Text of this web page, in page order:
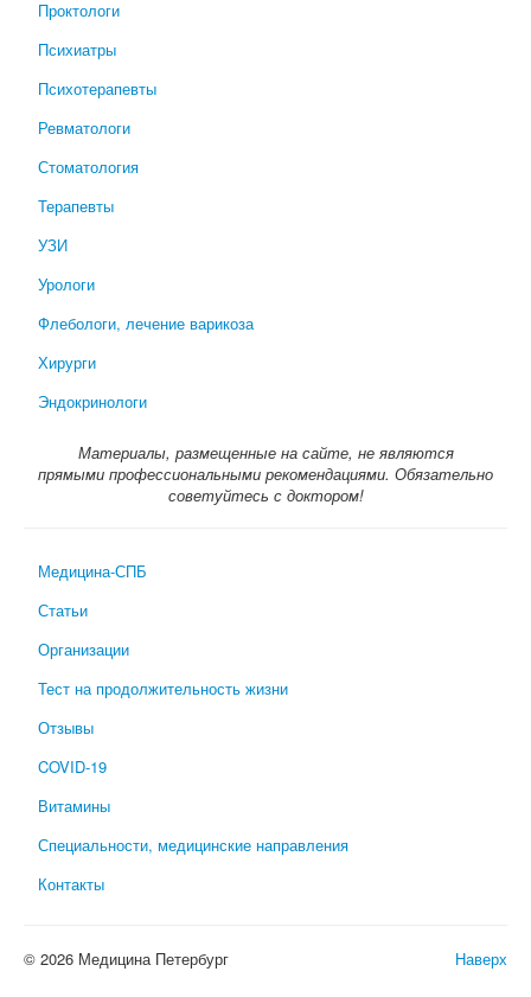
Проктологи
Психиатры
Психотерапевты
Ревматологи
Стоматология
Терапевты
УЗИ
Урологи
Флебологи, лечение варикоза
Хирурги
Эндокринологи
Материалы, размещенные на сайте, не являются
прямыми профессиональными рекомендациями. Обязательно
советуйтесь с доктором!
Медицина-СПБ
Статьи
Организации
Тест на продолжительность жизни
Отзывы
COVID-19
Витамины
Специальности, медицинские направления
Контакты
Наверх
© 2026 Медицина Петербург